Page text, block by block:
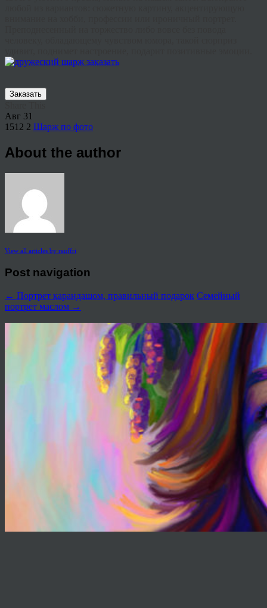
Заказать
Авг 31
1512 2 Шарж по фото
About the author
View all articles by rauffri
Post navigation
← Портрет карандашом, правильный подарок Семейный
портрет маслом →